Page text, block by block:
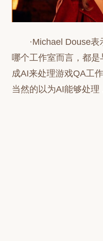
·Michael Douse
哪个工作室而言，都
成AI来处理游戏QA工
当然的以为AI能够处理